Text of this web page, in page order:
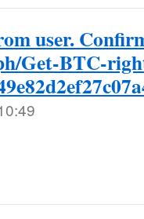
user.
Get-BTC-